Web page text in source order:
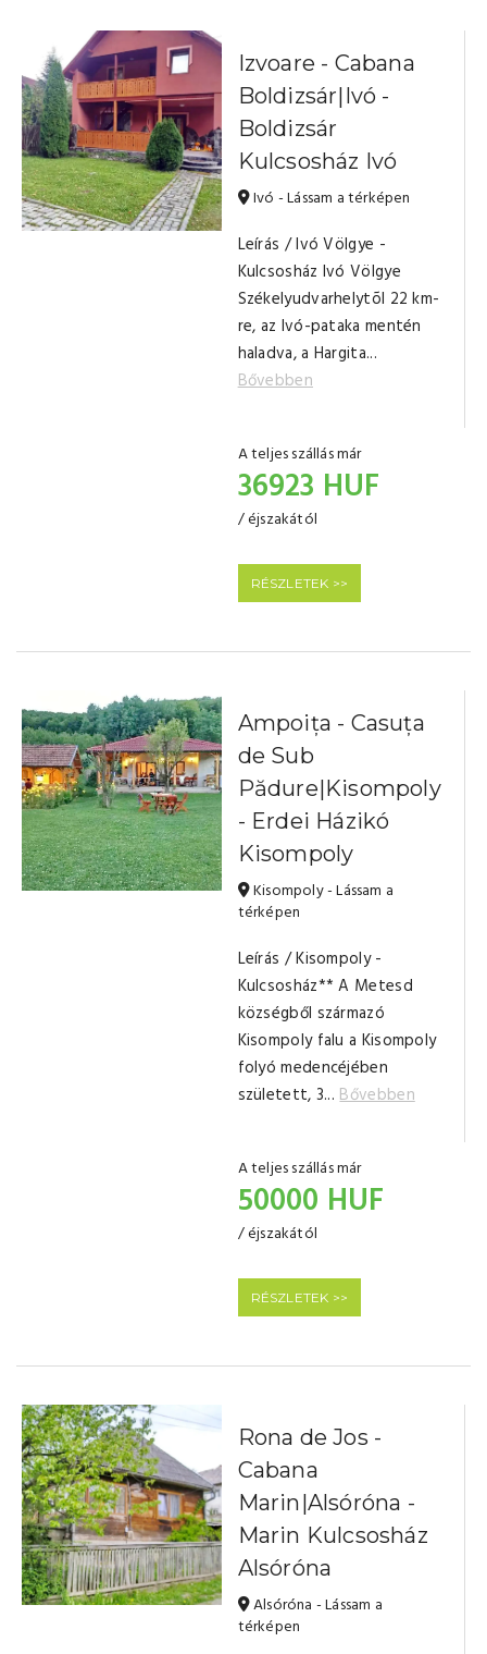
Izvoare - Cabana
Boldizsár|Ivó -
Boldizsár
Kulcsosház Ivó
Ivó - Lássam a térképen
Leírás / Ivó Völgye -
Kulcsosház Ivó Völgye
Székelyudvarhelytõl 22 km-
re, az Ivó-pataka mentén
haladva, a Hargita...
Bővebben
A teljes szállás már
36923 HUF
/ éjszakától
RÉSZLETEK >>
Ampoița - Casuța
de Sub
Pădure|Kisompoly
- Erdei Házikó
Kisompoly
Kisompoly - Lássam a
térképen
Leírás / Kisompoly -
Kulcsosház** A Metesd
községből származó
Kisompoly falu a Kisompoly
folyó medencéjében
született, 3...Bővebben
A teljes szállás már
50000 HUF
/ éjszakától
RÉSZLETEK >>
Rona de Jos -
Cabana
Marin|Alsóróna -
Marin Kulcsosház
Alsóróna
Alsóróna - Lássam a
térképen